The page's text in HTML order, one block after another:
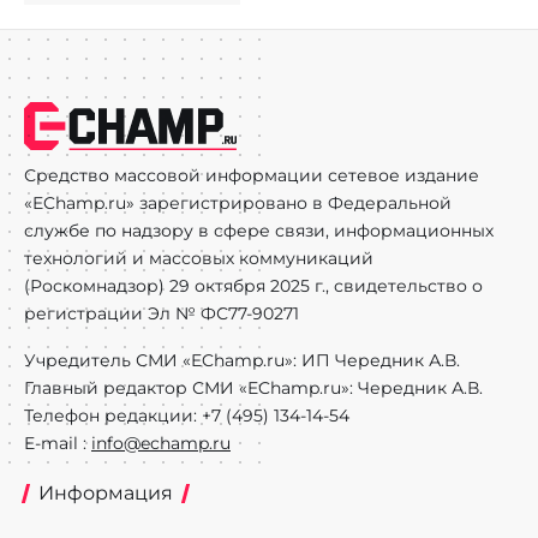
Средство массовой информации сетевое издание
«EChamp.ru» зарегистрировано в Федеральной
службе по надзору в сфере связи, информационных
технологий и массовых коммуникаций
(Роскомнадзор) 29 октября 2025 г., свидетельство о
регистрации Эл № ФС77-90271
Учредитель СМИ «EChamp.ru»: ИП Чередник А.В.
Главный редактор СМИ «EChamp.ru»: Чередник А.В.
Телефон редакции: +7 (495) 134-14-54
E-mail : info@echamp.ru
Информация